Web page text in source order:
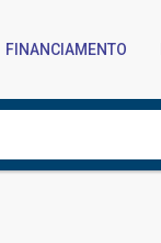
FINANCIAMENTO